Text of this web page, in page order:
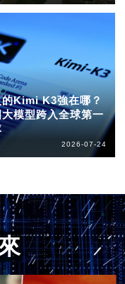
的Kimi K3強在哪？
模型跨入全球第一
2026-07-24